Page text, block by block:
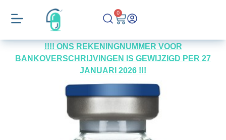
0
!!!! ONS REKENINGNUMMER VOOR
BANKOVERSCHRIJVINGEN IS GEWIJZIGD PER 27
JANUARI 2026 !!!